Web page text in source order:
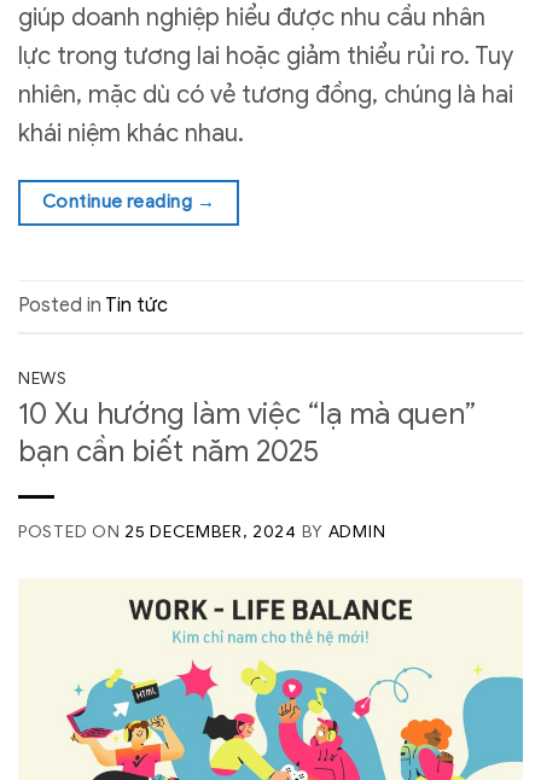
giúp doanh nghiệp hiểu được nhu cầu nhân
lực trong tương lai hoặc giảm thiểu rủi ro. Tuy
nhiên, mặc dù có vẻ tương đồng, chúng là hai
khái niệm khác nhau.
Continue reading →
Posted in Tin tức
NEWS
10 Xu hướng làm việc “lạ mà quen”
bạn cần biết năm 2025
POSTED ON 25 DECEMBER, 2024 BY ADMIN